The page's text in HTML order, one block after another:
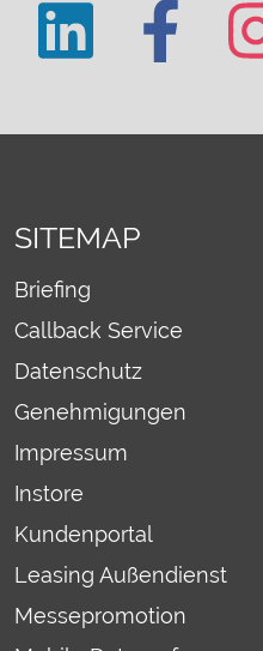
SITEMAP
Briefing
Callback Service
Datenschutz
Genehmigungen
Impressum
Instore
Kundenportal
Leasing Außendienst
Messepromotion